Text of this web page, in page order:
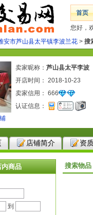
首页
您好，
安市芦山县太平镇李波兰花 > 搜
卖家昵称： 芦山县太平李波
开店时间： 2018-10-23
卖家信用： 666
认证信息：
店铺简介 资
内商品
到
搜索物品